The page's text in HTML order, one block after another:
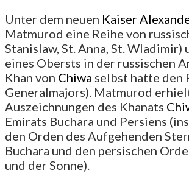
Unter dem neuen Kaiser
Matmurod eine Reihe von
Stanislaw, St. Anna, St. Wladimir)
eines Obersts in der russischen
Khan von Chiwa selbst hatte den
Generalmajors). Matmurod
Auszeichnungen des Khanats
Emirats Buchara und Persiens
den Orden des Aufgehenden
Buchara und den persischen
und der Sonne).